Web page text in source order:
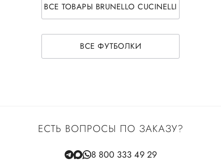
ВСЕ ТОВАРЫ BRUNELLO CUCINELLI
ВСЕ ФУТБОЛКИ
ЕСТЬ ВОПРОСЫ ПО ЗАКАЗУ?
8 800 333 49 29